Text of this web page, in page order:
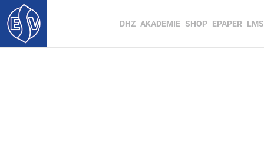
DHZ AKADEMIE SHOP EPAPER LMS